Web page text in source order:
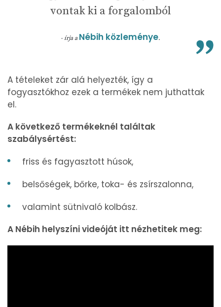
vontak ki a forgalomból
- írja a Nébih közleménye.
A tételeket zár alá helyezték, így a
fogyasztókhoz ezek a termékek nem juthattak
el.
A következő termékeknél találtak
szabálysértést:
friss és fagyasztott húsok,
belsőségek, bőrke, toka- és zsírszalonna,
valamint sütnivaló kolbász.
A Nébih helyszíni videóját itt nézhetitek meg: